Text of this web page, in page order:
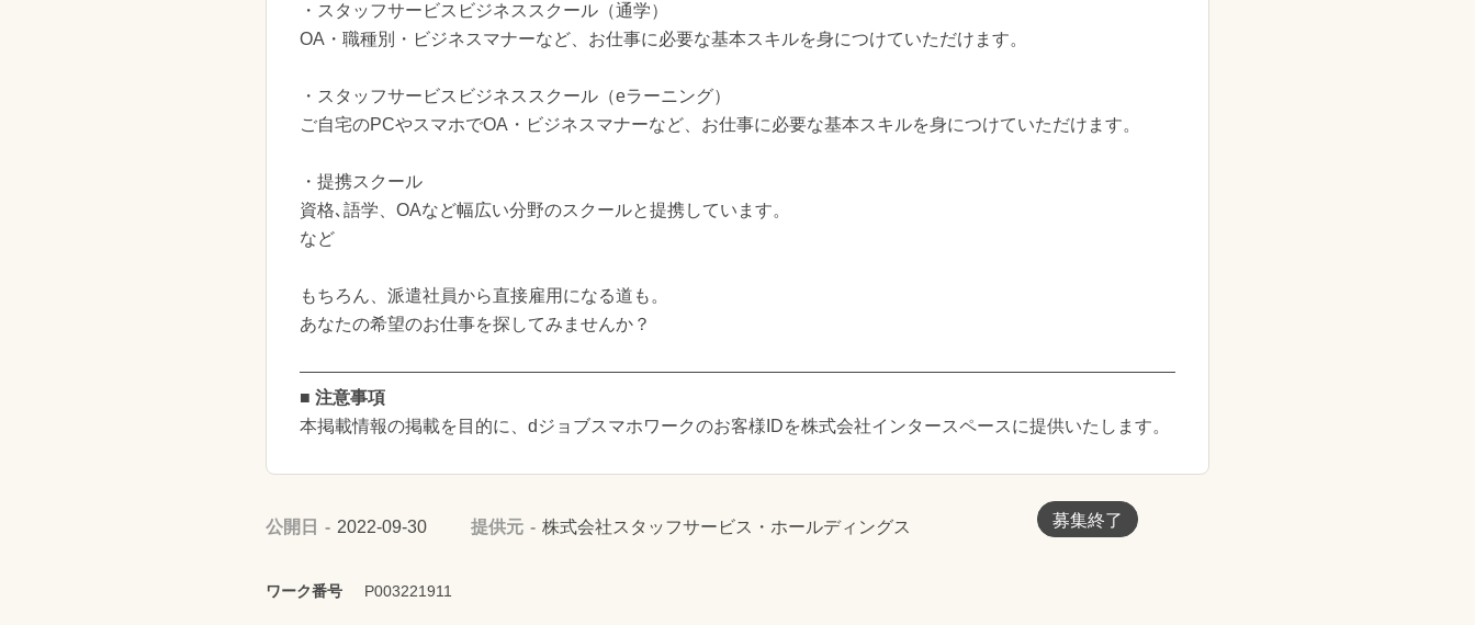
・スタッフサービスビジネススクール（通学）
OA・職種別・ビジネスマナーなど、お仕事に必要な基本スキルを身につけていただけます。
・スタッフサービスビジネススクール（eラーニング）
ご自宅のPCやスマホでOA・ビジネスマナーなど、お仕事に必要な基本スキルを身につけていただけます。
・提携スクール
資格､語学、OAなど幅広い分野のスクールと提携しています。
など
もちろん、派遣社員から直接雇用になる道も。
あなたの希望のお仕事を探してみませんか？
■ 注意事項
本掲載情報の掲載を目的に、dジョブスマホワークのお客様IDを株式会社インタースペースに提供いたします。
募集終了
公開日 2022-09-30 提供元 株式会社スタッフサービス・ホールディングス
ワーク番号 P003221911